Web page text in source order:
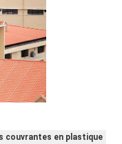
couvrantes en plastique